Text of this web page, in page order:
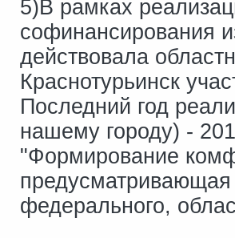
5)В рамках
софинансирования
действовала
Краснотурьинск
Последний год
нашему городу) -
"Формирование
федерального,